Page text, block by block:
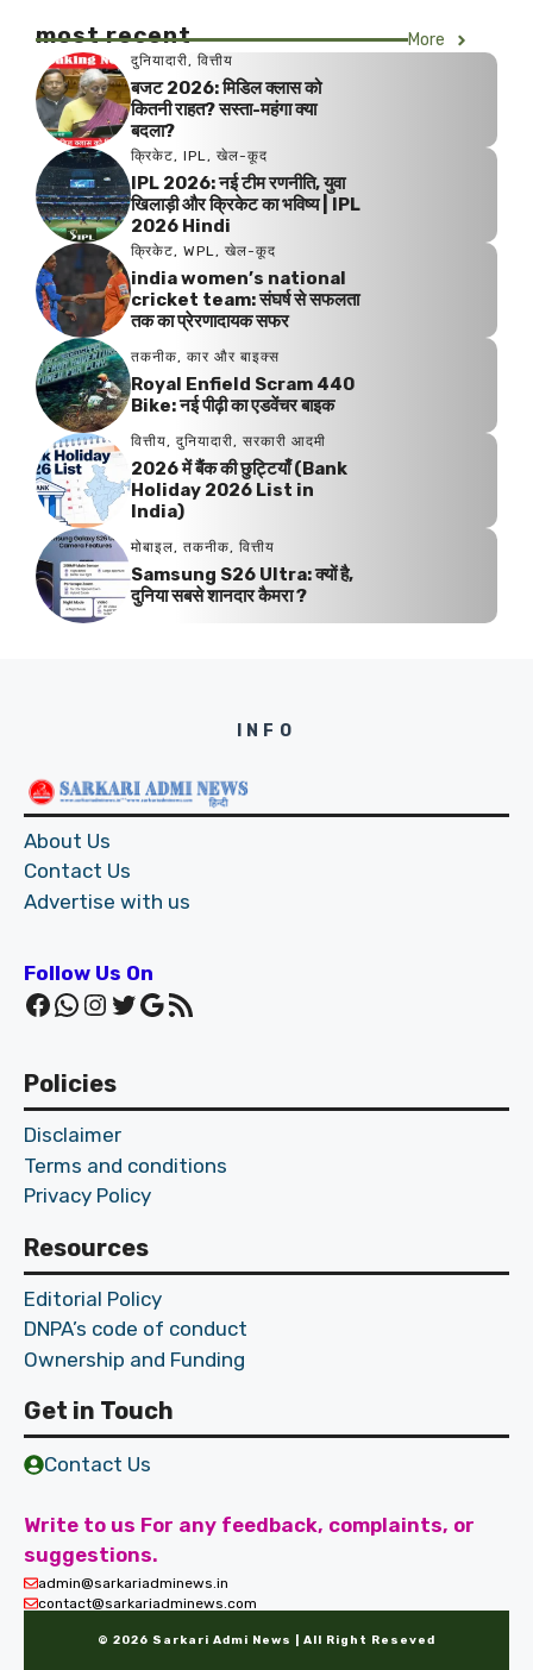
most recent More
दुनियादारी, वित्तीय
बजट 2026: मिडिल क्लास को
कितनी राहत? सस्ता-महंगा क्या
बदला?
क्रिकेट, IPL , खेल-कूद
IPL 2026: नई टीम रणनीति, युवा
खिलाड़ी और क्रिकेट का भविष्य | IPL
2026 Hindi
क्रिकेट, WPL , खेल-कूद
india women’s national
cricket team: संघर्ष से सफलता
तक का प्रेरणादायक सफर
तकनीक, कार और बाइक्स
Royal Enfield Scram 440
Bike: नई पीढ़ी का एडवेंचर बाइक
वित्तीय, दुनियादारी, सरकारी आदमी
2026 में बैंक की छुट्टियाँ (Bank
Holiday 2026 List in
India)
मोबाइल, तकनीक, वित्तीय
Samsung S26 Ultra: क्यों है,
दुनिया सबसे शानदार कैमरा ?
INFO
About Us
Contact Us
Advertise with us
Follow Us On
Facebook WhatsApp Instagram Twitter Google RSS Feed
Policies
Disclaimer
Terms and conditions
Privacy Policy
Resources
Editorial Policy
DNPA’s code of conduct
Ownership and Funding
Get in Touch
Contact Us
Write to us For any feedback, complaints, or
suggestions.
admin@sarkariadminews.in
contact@sarkariadminews.com
© 2026 Sarkari Admi News | All Right Reseved